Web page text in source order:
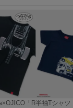
「R半袖Tシャツ